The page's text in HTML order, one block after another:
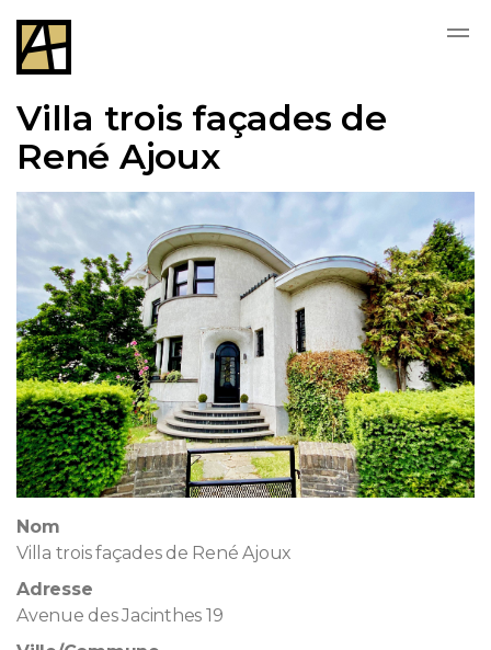
Villa trois façades de
René Ajoux
Nom
Villa trois façades de René Ajoux
Adresse
Avenue des Jacinthes 19